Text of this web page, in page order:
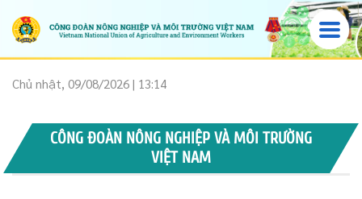
Chủ nhật, 09/08/2026 | 13:14
CÔNG ĐOÀN NÔNG NGHIỆP VÀ MÔI TRƯỜNG
VIỆT NAM